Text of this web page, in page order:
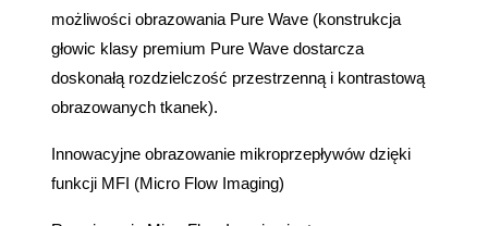
możliwości obrazowania Pure Wave (konstrukcja
głowic klasy premium Pure Wave dostarcza
doskonałą rozdzielczość przestrzenną i kontrastową
obrazowanych tkanek).
Innowacyjne obrazowanie mikroprzepływów dzięki
funkcji MFI (Micro Flow Imaging)